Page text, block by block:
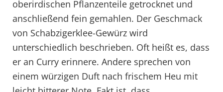
oberirdischen Pflanzenteile getrocknet und
anschließend fein gemahlen. Der Geschmack
von Schabzigerklee-Gewürz wird
unterschiedlich beschrieben. Oft heißt es, dass
er an Curry erinnere. Andere sprechen von
einem würzigen Duft nach frischem Heu mit